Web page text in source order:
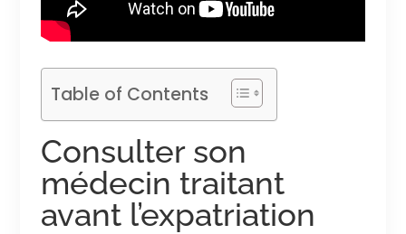
Table of Contents
Consulter son
médecin traitant
avant l’expatriation